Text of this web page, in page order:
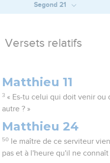
Segond 21
Versets relatifs
Matthieu 11
3 « Es-tu celui qui doit venir ou
autre ? »
Matthieu 24
50
le maître de ce serviteur
pas et à l'heure qu'il ne connaît